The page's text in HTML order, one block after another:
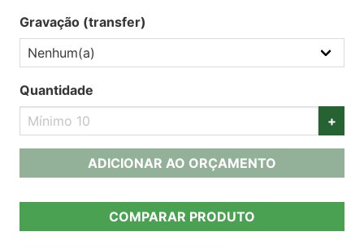
Gravação (transfer)
Quantidade
+
ADICIONAR AO ORÇAMENTO
COMPARAR PRODUTO